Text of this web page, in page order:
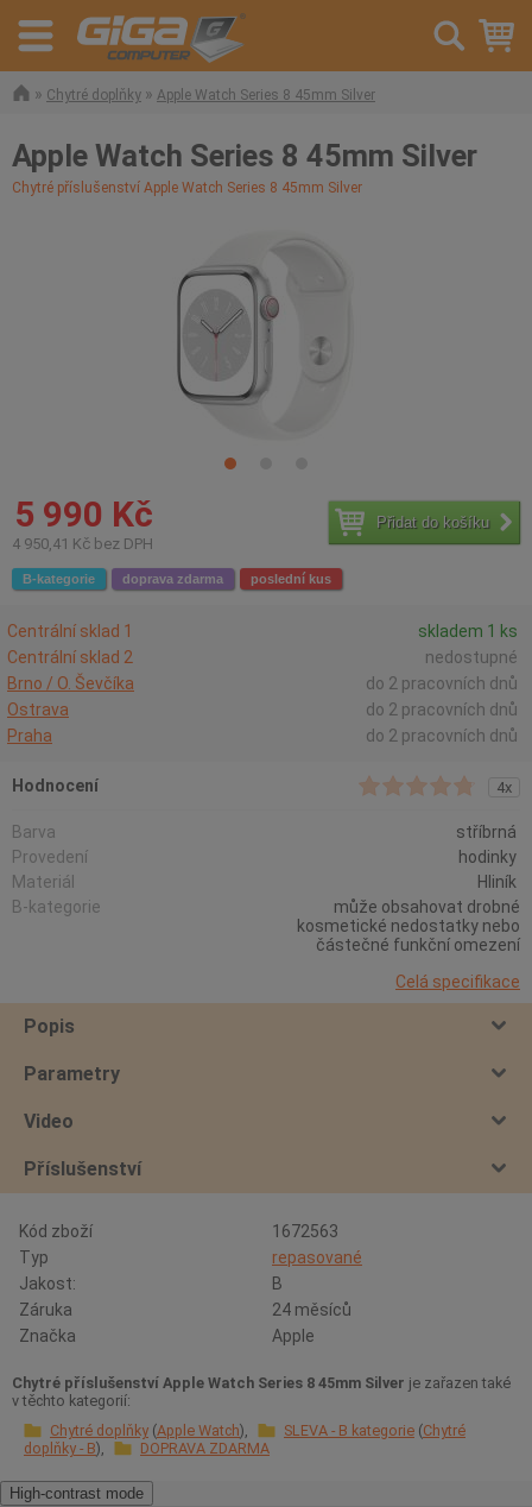
» Chytré doplňky » Apple Watch Series 8 45mm Silver
Apple Watch Series 8 45mm Silver
Chytré příslušenství Apple Watch Series 8 45mm Silver
5 990 Kč
4 950,41 Kč bez DPH
Přidat do košíku
B-kategorie doprava zdarma poslední kus
Centrální sklad 1
skladem 1 ks
Centrální sklad 2
nedostupné
Brno / O. Ševčíka
do 2 pracovních dnů
Ostrava
do 2 pracovních dnů
Praha
do 2 pracovních dnů
Hodnocení 4x
Barva
stříbrná
Provedení
hodinky
Materiál
Hliník
B-kategorie
může obsahovat drobné
kosmetické nedostatky nebo
částečné funkční omezení
Celá specifikace
Popis
Parametry
Video
Příslušenství
Kód zboží
1672563
Typ
repasované
Jakost:
B
Záruka
24 měsíců
Značka
Apple
Chytré příslušenství Apple Watch Series 8 45mm Silver je zařazen také
v těchto kategorií:
Chytré doplňky Apple Watch SLEVA - B kategorie Chytré
doplňky - B
DOPRAVA ZDARMA
High-contrast mode